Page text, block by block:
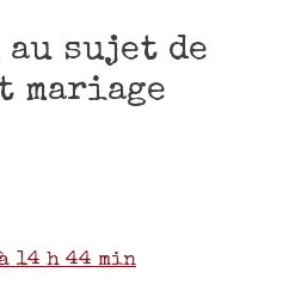
sujet de
mariage
14 h 44 min